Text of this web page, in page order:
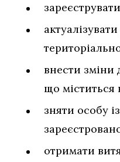
внести зміни
що міститься
зняти особу
отримати